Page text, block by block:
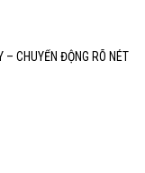
– CHUYỂN ĐỘNG RÕ NÉT